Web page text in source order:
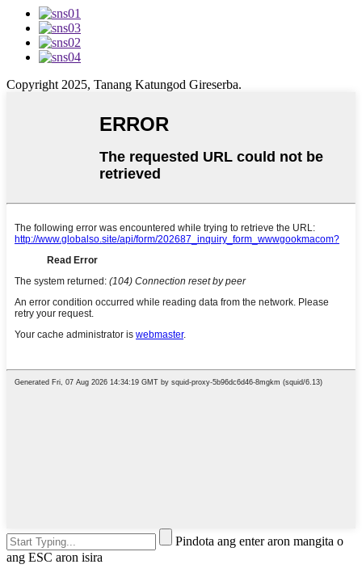
Copyright 2025, Tanang Katungod Gireserba.
Pindota ang enter aron mangita o
ang ESC aron isira